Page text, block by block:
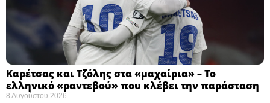
Καρέτσας και Τζόλης στα «μαχαίρια» – Το
ελληνικό «ραντεβού» που κλέβει την παράσταση
8 Αυγούστου 2026